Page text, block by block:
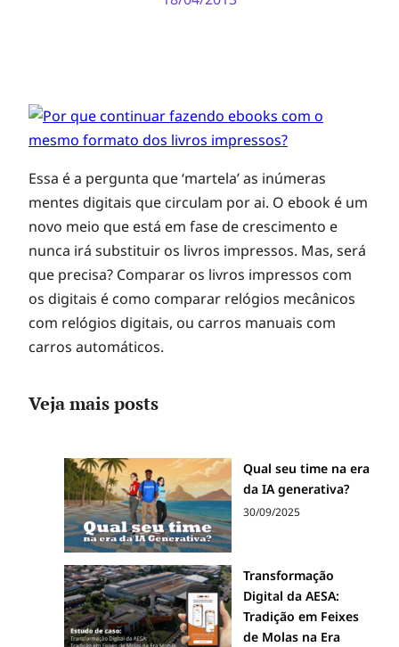
Essa é a pergunta que ‘martela’ as inúmeras
mentes digitais que circulam por ai. O ebook é um
novo meio que está em fase de crescimento e
nunca irá substituir os livros impressos. Mas, será
que precisa? Comparar os livros impressos com
os digitais é como comparar relógios mecânicos
com relógios digitais, ou carros manuais com
carros automáticos.
Veja mais posts
Qual seu time na era
da IA generativa?
30/09/2025
Transformação
Digital da AESA:
Tradição em Feixes
de Molas na Era